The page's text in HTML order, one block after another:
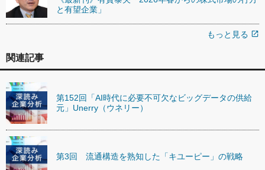
と有望企業」
もっと見る open_in_new
関連記事
第152回「AI時代に必要不可欠なビッグデータの供給
元」Unerry（ウネリー）
第3回 流通構造を熟知した「キユーピー」の戦略